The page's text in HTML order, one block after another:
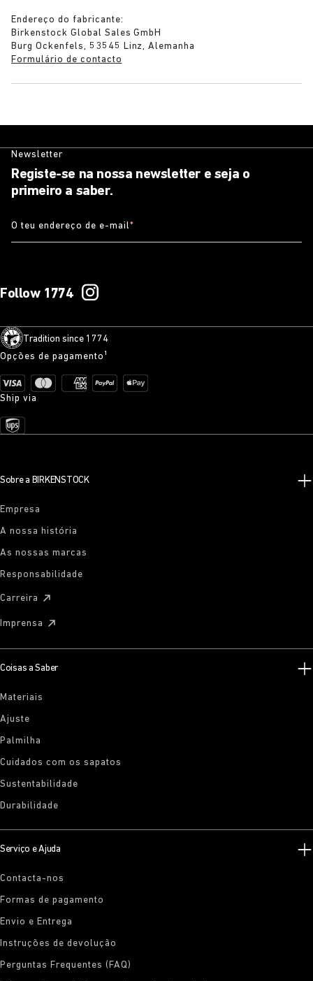
Endereço do fabricante:
Birkenstock Global Sales GmbH
Burg Ockenfels, 53545 Linz, Alemanha
Formulário de contacto
Newsletter
Registe-se na nossa newsletter e seja o
primeiro a saber.
O teu endereço de e-mail*
Follow 1774
Tradition since 1774
Opções de pagamento¹
Ship via
Sobre a BIRKENSTOCK
Empresa
A nossa história
As nossas marcas
Responsabilidade
Carreira
Imprensa
Coisas a Saber
Materiais
Ajuste
Palmilha
Cuidados com os sapatos
Sustentabilidade
Durabilidade
Serviço e Ajuda
Contacta-nos
Formas de pagamento
Envio e Entrega
Instruções de devolução
Perguntas Frequentes (FAQ)